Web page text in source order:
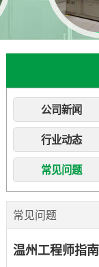
公司新闻
行业动态
常见问题
常见问题